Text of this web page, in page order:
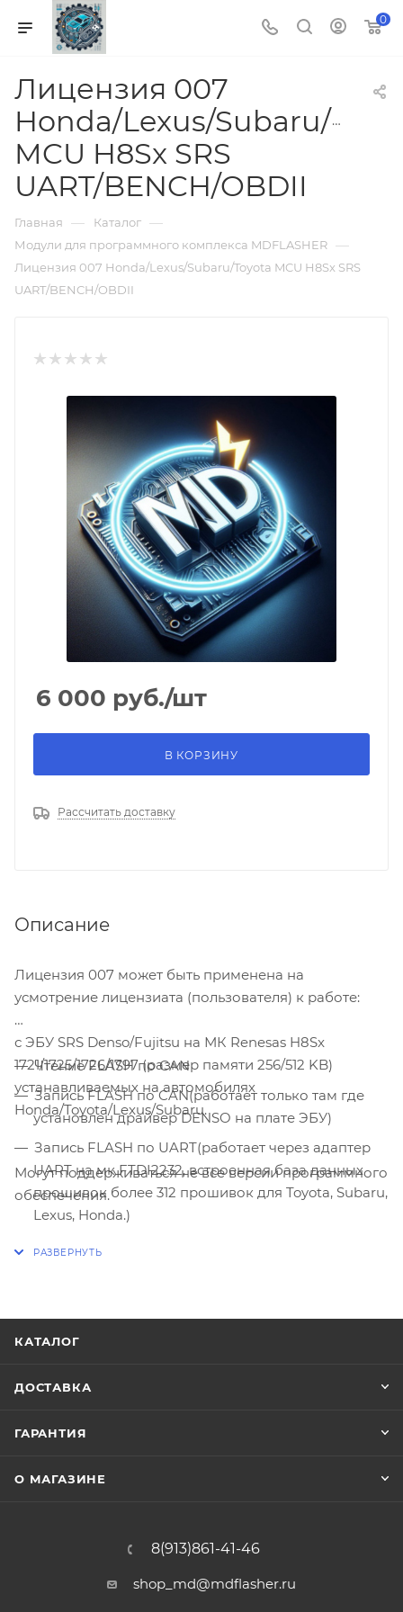
0
Лицензия 007
Honda/Lexus/Subaru/
MCU H8Sx SRS
UART/BENCH/OBDII
Главная — Каталог —
Модули для программного комплекса MDFLASHER —
Лицензия 007 Honda/Lexus/Subaru/Toyota MCU H8Sx SRS
UART/BENCH/OBDII
6 000 руб./шт
В КОРЗИНУ
Рассчитать доставку
Описание
Лицензия 007 может быть применена на
усмотрение лицензиата (пользователя) к работе:
с ЭБУ SRS Denso/Fujitsu на МК Renesas H8Sx
1721/1725/1726/1797 (размер памяти 256/512 KB)
устанавливаемых на автомобилях
Honda/Toyota/Lexus/Subaru.
Чтение FLASH по CAN
Запись FLASH по CAN(работает только там где
установлен драйвер DENSO на плате ЭБУ)
Запись FLASH по UART(работает через адаптер
UART на мк FTDI2232, встроенная база данных
прошивок более 312 прошивок для Toyota, Subaru,
Lexus, Honda.)
Сброс информации о столкновении по
Могут поддерживаться не все версии программного
обеспечения.
КАТАЛОГ
ДОСТАВКА
ГАРАНТИЯ
О МАГАЗИНЕ
8(913)861-41-46
shop_md@mdflasher.ru